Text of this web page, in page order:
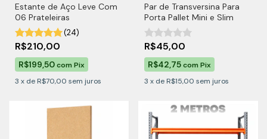
Estante de Aço Leve Com
06 Prateleiras
(24)
R$210,00
R$199,50comPix
3 x de R$70,00 sem juros
Par de Transversina Para
Porta Pallet Mini e Slim
R$45,00
R$42,75com Pix
3 x de R$15,00 sem juros